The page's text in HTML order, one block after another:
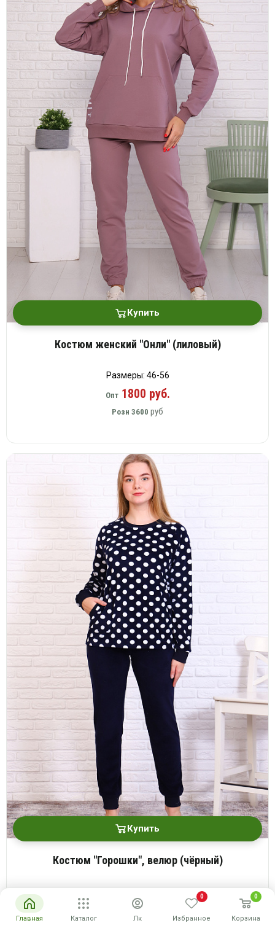
Купить
Костюм женский "Онли" (лиловый)
Размеры: 46-56
Опт1800 руб.
Розн 3600 руб
Купить
Костюм "Горошки", велюр (чёрный)
Размеры: 48-58
1690 руб.
Главная Каталог Лк
0
Избранное
0
Корзина